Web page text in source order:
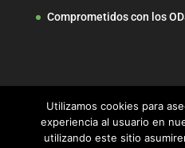
Comprometidos con los
Utilizamos cookies para
experiencia al usuario en
utilizando este sitio